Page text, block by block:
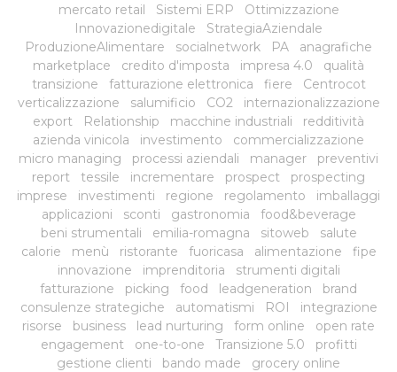
mercato retail
Sistemi ERP
Ottimizzazione
Innovazionedigitale
StrategiaAziendale
ProduzioneAlimentare
socialnetwork PA
anagrafiche
marketplace
credito d'imposta impresa 4.0
qualità
transizione
fatturazione elettronica fiere
Centrocot
verticalizzazione
salumificio CO2
internazionalizzazione
export
Relationship macchine industriali
redditività
azienda vinicola
investimento
commercializzazione
micro managing
processi aziendali manager
preventivi
report
tessile incrementare prospect
prospecting
imprese
investimenti regione regolamento
imballaggi
applicazioni
sconti gastronomia
food&beverage
beni strumentali
emilia-romagna sitoweb
salute
calorie
menù ristorante fuoricasa alimentazione
fipe
innovazione
imprenditoria
strumenti digitali
fatturazione
picking food leadgeneration
brand
consulenze strategiche
automatismi ROI
integrazione
risorse
business lead nurturing form online
open rate
engagement
one-to-one Transizione 5.0
profitti
gestione clienti
bando made
grocery online